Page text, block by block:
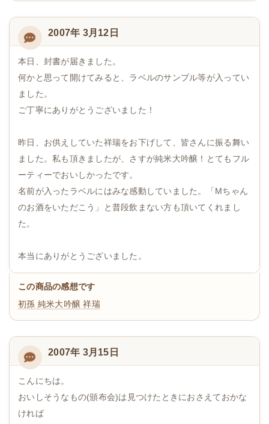
2007年 3月12日
本日、封書が届きました。
何かと思って開けてみると、ラベルのサンプル等が入ってい
ました。
ご丁寧にありがとうございました！
昨日、お供えしていた祥瑞をお下げして、皆さんに振る舞い
ました。私も頂きましたが、さすが純米大吟醸！とてもフル
ーティーでおいしかったです。
名前が入ったラベルにはみな感動していました。「Mちゃん
のお酒をいただこう」と普段飲まない方も頂いてくれまし
た。
本当にありがとうございました。
この商品の感想です
初孫 純米大吟醸 祥瑞
2007年 3月15日
こんにちは。
おいしそうなもの(頒布会)は見つけたときにおさえておかな
ければ